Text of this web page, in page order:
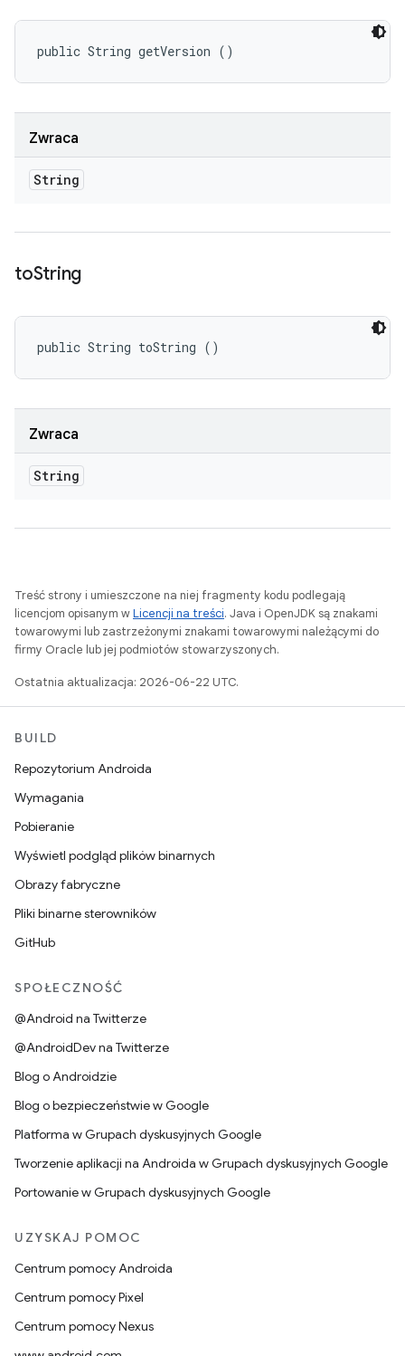
public String getVersion ()
Zwraca
String
toString
public String toString ()
Zwraca
String
Treść strony i umieszczone na niej fragmenty kodu podlegają
licencjom opisanym wLicencji na treści. Java i OpenJDK są znakami
towarowymi lub zastrzeżonymi znakami towarowymi należącymi do
firmy Oracle lub jej podmiotów stowarzyszonych.
Ostatnia aktualizacja: 2026-06-22 UTC.
BUILD
Repozytorium Androida
Wymagania
Pobieranie
Wyświetl podgląd plików binarnych
Obrazy fabryczne
Pliki binarne sterowników
GitHub
SPOŁECZNOŚĆ
@Android na Twitterze
@AndroidDev na Twitterze
Blog o Androidzie
Blog o bezpieczeństwie w Google
Platforma w Grupach dyskusyjnych Google
Tworzenie aplikacji na Androida w Grupach dyskusyjnych Google
Portowanie w Grupach dyskusyjnych Google
UZYSKAJ POMOC
Centrum pomocy Androida
Centrum pomocy Pixel
Centrum pomocy Nexus